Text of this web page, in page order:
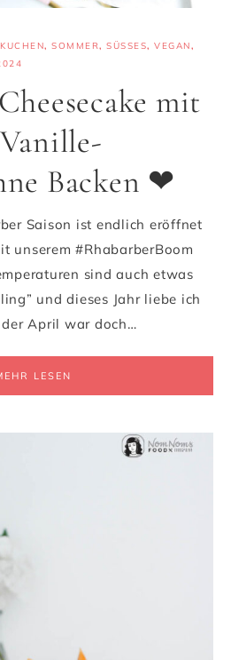
KUCHEN, SOMMER, SÜSSES , VEGAN,
mit
Backen ❤
Saison ist endlich eröffnet
unserem #RhabarberBoom
sind auch etwas
und dieses Jahr liebe ich
April war doch…
LESEN